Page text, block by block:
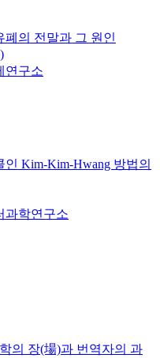
폐의 전말과 그 원인
연구소
Kim-Kim-Hwang 방법의
과학연구소
의 장(場)과 번역자의 과